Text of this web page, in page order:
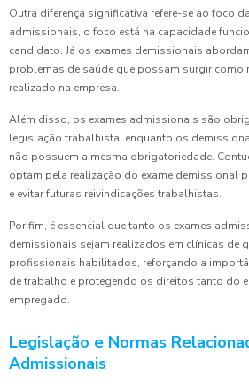
Outra diferença significativa refere-se ao foco
admissionais, o foco está na capacidade
candidato. Já os exames demissionais
problemas de saúde que possam surgir
realizado na empresa.
Além disso, os exames admissionais são
legislação trabalhista, enquanto os
não possuem a mesma obrigatoriedade.
optam pela realização do exame demissional
e evitar futuras reivindicações trabalhistas.
Por fim, é essencial que tanto os exames
demissionais sejam realizados em clínicas de
profissionais habilitados, reforçando a
de trabalho e protegendo os direitos tanto do
empregado.
Legislação e Normas
Admissionais